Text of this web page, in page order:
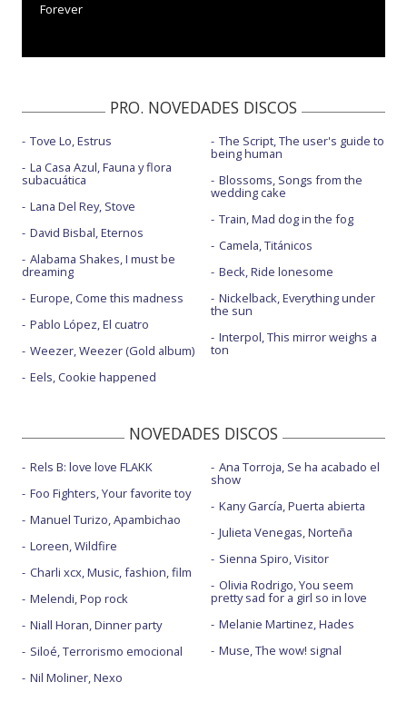
Forever
PRO. NOVEDADES DISCOS
Tove Lo, Estrus
La Casa Azul, Fauna y flora
subacuática
Lana Del Rey, Stove
David Bisbal, Eternos
Alabama Shakes, I must be
dreaming
Europe, Come this madness
Pablo López, El cuatro
Weezer, Weezer (Gold album)
Eels, Cookie happened
The Script, The user's guide to
being human
Blossoms, Songs from the
wedding cake
Train, Mad dog in the fog
Camela, Titánicos
Beck, Ride lonesome
Nickelback, Everything under
the sun
Interpol, This mirror weighs a
ton
NOVEDADES DISCOS
Rels B: love love FLAKK
Foo Fighters, Your favorite toy
Manuel Turizo, Apambichao
Loreen, Wildfire
Charli xcx, Music, fashion, film
Melendi, Pop rock
Niall Horan, Dinner party
Siloé, Terrorismo emocional
Nil Moliner, Nexo
Ana Torroja, Se ha acabado el
show
Kany García, Puerta abierta
Julieta Venegas, Norteña
Sienna Spiro, Visitor
Olivia Rodrigo, You seem
pretty sad for a girl so in love
Melanie Martinez, Hades
Muse, The wow! signal